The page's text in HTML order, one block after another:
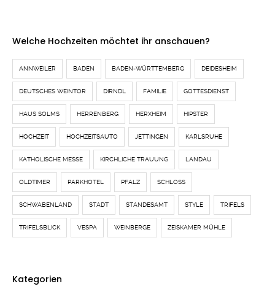
Welche Hochzeiten möchtet ihr anschauen?
ANNWEILER BADEN BADEN-WÜRTTEMBERG DEIDESHEIM
DEUTSCHES WEINTOR DIRNDL FAMILIE GOTTESDIENST
HAUS SOLMS HERRENBERG HERXHEIM HIPSTER
HOCHZEIT HOCHZEITSAUTO JETTINGEN KARLSRUHE
KATHOLISCHE MESSE KIRCHLICHE TRAUUNG LANDAU
OLDTIMER PARKHOTEL PFALZ SCHLOSS
SCHWABENLAND STADT STANDESAMT STYLE TRIFELS
TRIFELSBLICK VESPA WEINBERGE ZEISKAMER MÜHLE
Kategorien